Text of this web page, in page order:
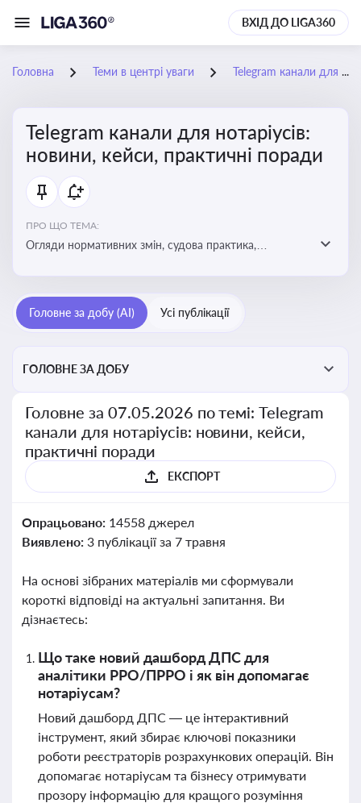
ВХІД ДО LIGA360
Головна Теми в центрі уваги Telegram канали для нотаріусів: новини, кейси, практичні поради
Telegram канали для нотаріусів:
новини, кейси, практичні поради
ПРО ЩО ТЕМА:
Огляди нормативних змін, судова практика,
нотаріусів
Головне за добу (AI) Усі публікації
ГОЛОВНЕ ЗА ДОБУ
Головне за 07.05.2026 по темі: Telegram
канали для нотаріусів: новини, кейси,
практичні поради
ЕКСПОРТ
Опрацьовано: 14558 джерел
Виявлено: 3 публікації за 7 травня
На основі зібраних матеріалів ми сформували
короткі відповіді на актуальні запитання. Ви
дізнаєтесь:
Що таке новий дашборд ДПС для
аналітики РРО/ПРРО і як він допомагає
нотаріусам?
Новий дашборд ДПС — це інтерактивний
інструмент, який збирає ключові показники
роботи реєстраторів розрахункових операцій. Він
допомагає нотаріусам та бізнесу отримувати
прозору інформацію для кращого розуміння